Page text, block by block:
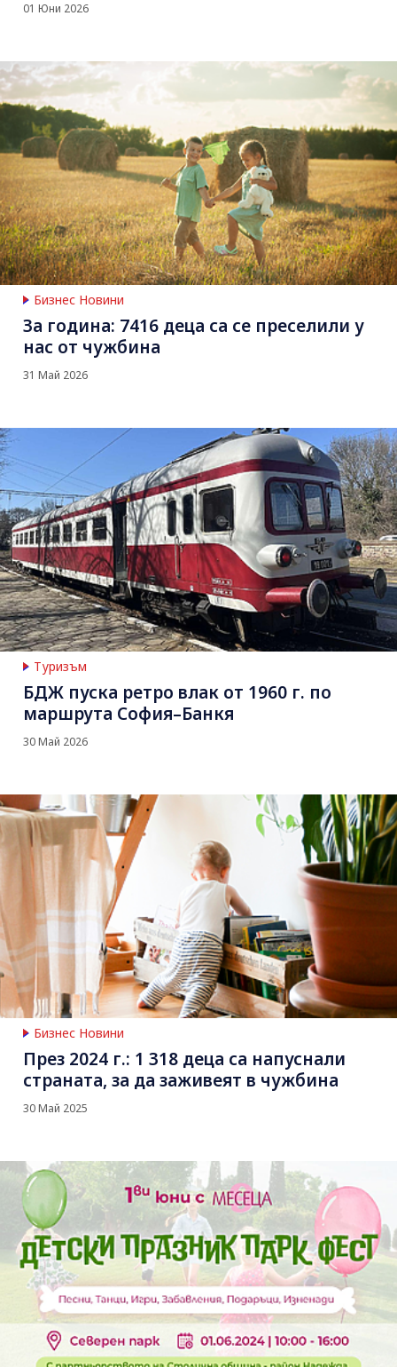
01 Юни 2026
Бизнес Новини
За година: 7416 деца са се преселили у
нас от чужбина
31 Май 2026
Туризъм
БДЖ пуска ретро влак от 1960 г. по
маршрута София–Банкя
30 Май 2026
Бизнес Новини
През 2024 г.: 1 318 деца са напуснали
страната, за да заживеят в чужбина
30 Май 2025